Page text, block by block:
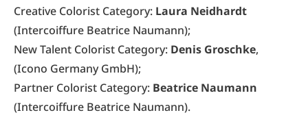
Creative Colorist Category: Laura Neidhardt
(Intercoiffure Beatrice Naumann);
New Talent Colorist Category: Denis Groschke,
(Icono Germany GmbH);
Partner Colorist Category: Beatrice Naumann
(Intercoiffure Beatrice Naumann).